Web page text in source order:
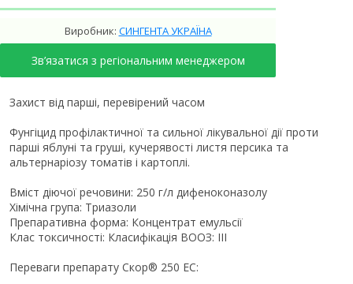
Виробник: СИНГЕНТА УКРАЇНА
Зв’язатися з регіональним менеджером
Захист від парші, перевірений часом
Фунгіцид профілактичної та сильної лікувальної дії проти
парші яблуні та груші, кучерявості листя персика та
альтернаріозу томатів і картоплі.
Вміст діючої речовини: 250 г/л дифеноконазолу
Хімічна група: Триазоли
Препаративна форма: Концентрат емульсії
Клас токсичності: Класифікація ВООЗ: III
Переваги препарату Скор® 250 ЕС: